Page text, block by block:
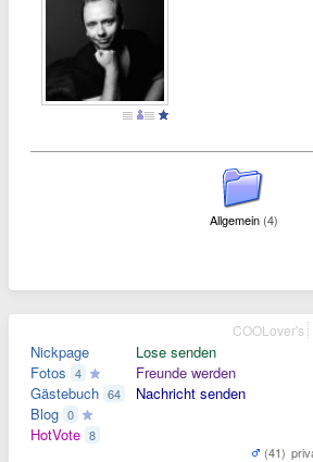
Allgemein (4)
Nickpage
Fotos 4
Gästebuch 64
Blog 0
HotVote 8
Lose senden
Freunde werden
Nachricht senden
(41)
COOLover's